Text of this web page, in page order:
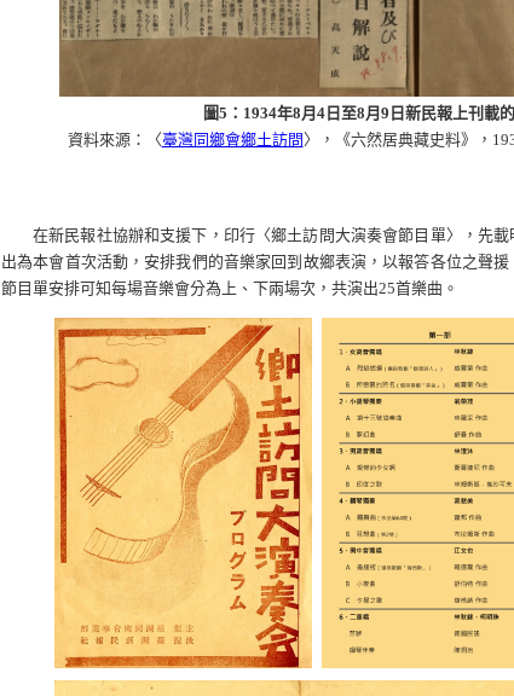
圖5：1934年8月4日至8月9日新民報上刊載
資料來源：〈臺灣同鄉會鄉土訪問 〉，《六然居典藏史料》，
在新民報社協辦和支援下，印行〈鄉土訪問大演奏會節目單〉，先
出為本會首次活動，安排我們的音樂家回到故鄉表演，以報答各位之聲
節目單安排可知每場音樂會分為上、下兩場次，共演出25首樂曲。